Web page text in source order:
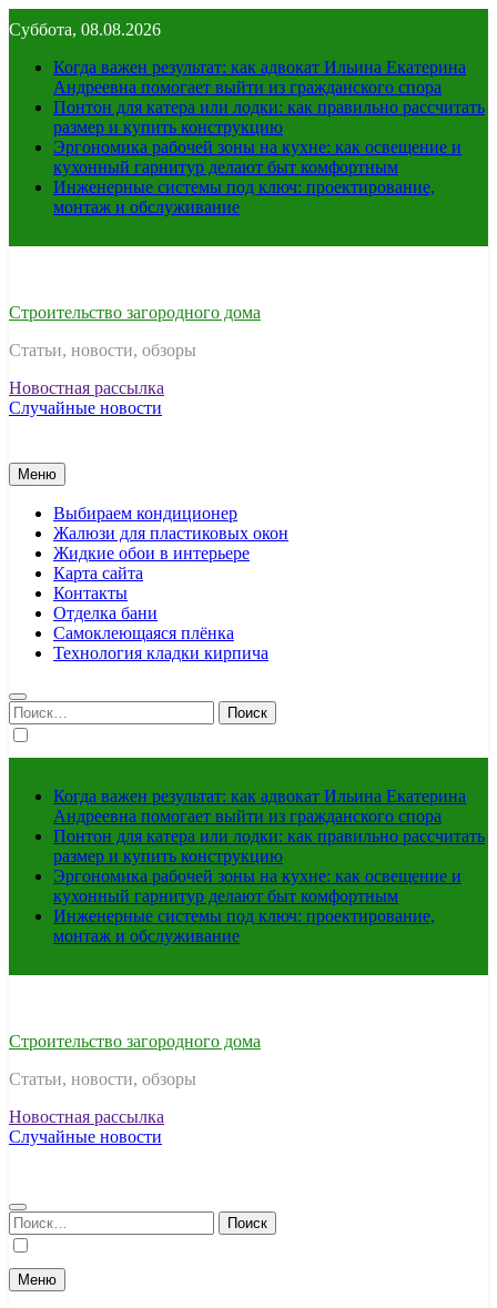
к
содержимому
Суббота, 08.08.2026
Когда важен результат: как адвокат Ильина Екатерина
Андреевна помогает выйти из гражданского спора
Понтон для катера или лодки: как правильно рассчитать
размер и купить конструкцию
Эргономика рабочей зоны на кухне: как освещение и
кухонный гарнитур делают быт комфортным
Инженерные системы под ключ: проектирование,
монтаж и обслуживание
Строительство загородного дома
Статьи, новости, обзоры
Новостная рассылка
Случайные новости
Меню
Выбираем кондиционер
Жалюзи для пластиковых окон
Жидкие обои в интерьере
Карта сайта
Контакты
Отделка бани
Самоклеющаяся плёнка
Технология кладки кирпича
Найти:
Когда важен результат: как адвокат Ильина Екатерина
Андреевна помогает выйти из гражданского спора
Понтон для катера или лодки: как правильно рассчитать
размер и купить конструкцию
Эргономика рабочей зоны на кухне: как освещение и
кухонный гарнитур делают быт комфортным
Инженерные системы под ключ: проектирование,
монтаж и обслуживание
Строительство загородного дома
Статьи, новости, обзоры
Новостная рассылка
Случайные новости
Найти:
Меню